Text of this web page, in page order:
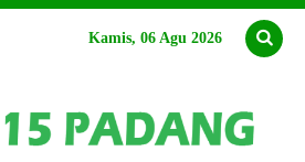
Kamis, 06 Agu 2026